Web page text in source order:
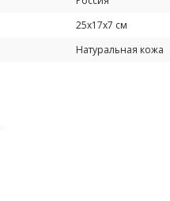
25х17х7 см
Натуральная кожа